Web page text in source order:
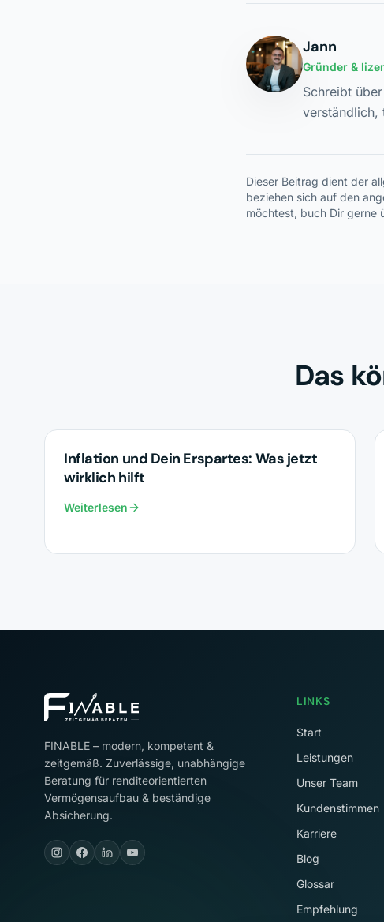
Jann
Gründer &
Schreibt
verständlich,
Dieser Beitrag dient der
beziehen sich auf den
möchtest, buch Dir gerne
Das
INVESTMENTS
Inflation und Dein Erspartes: Was jetzt
wirklich hilft
Weiterlesen
FINABLE – modern, kompetent &
zeitgemäß. Zuverlässige, unabhängige
Beratung für renditeorientierten
Vermögensaufbau & beständige
Absicherung.
LINKS
Start
Leistungen
Unser Team
Kundenstimmen
Karriere
Blog
Glossar
Empfehlung